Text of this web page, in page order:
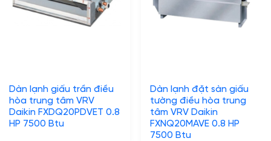
Dàn lạnh giấu trần điều
hòa trung tâm VRV
Daikin FXDQ20PDVET 0.8
HP 7500 Btu
Dàn lạnh đặt sàn giấu
tường điều hòa trung
tâm VRV Daikin
FXNQ20MAVE 0.8 HP
7500 Btu